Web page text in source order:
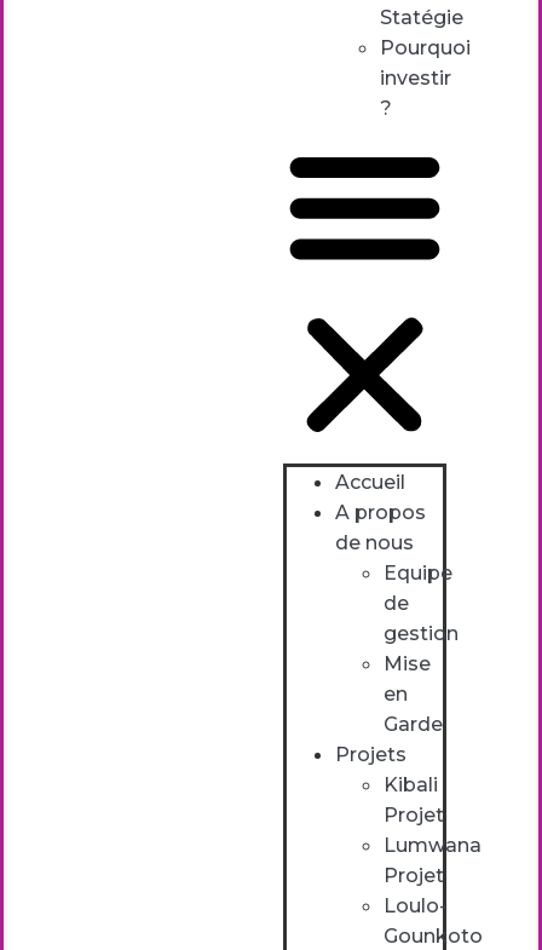
Statégie
Pourquoi
investir
?
Accueil
A propos
de nous
Equipe
de
gestion
Mise
en
Garde
Projets
Kibali
Projet
Lumwana
Projet
Loulo-
Gounkoto